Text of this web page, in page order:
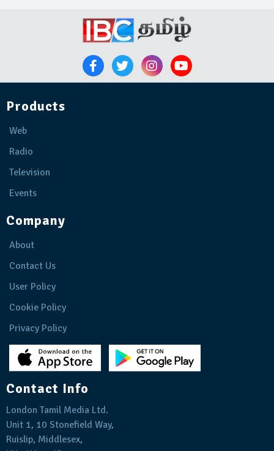
Products
Web
Radio
Television
Events
Company
About
Contact Us
User Policy
Cookie Policy
Privacy Policy
Contact Info
London Tamil Media Ltd.
Unit 1, 10 Stonefield Way,
Ruislip, Middlesex,